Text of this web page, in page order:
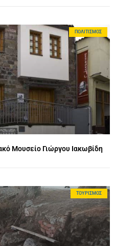
ΠΟΛΙΤΙΣΜΌΣ
Μουσείο Γιώργου Ιακωβίδη
ΤΟΥΡΙΣΜΌΣ